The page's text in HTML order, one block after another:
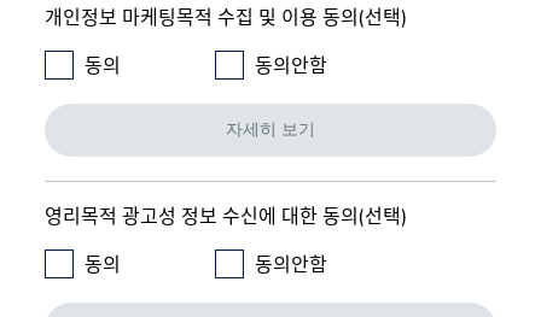
개인정보 마케팅목적 수집 및 이용 동의(선택)
동의
동의안함
자세히 보기
영리목적 광고성 정보 수신에 대한 동의(선택)
동의
동의안함